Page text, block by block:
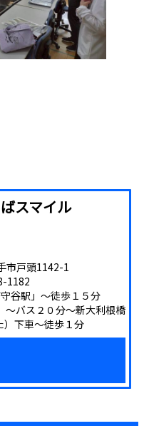
スマイル
市戸頭1142-1
1182
谷駅」～徒歩１５分
～バス２０分～新大利根橋
）下車～徒歩１分